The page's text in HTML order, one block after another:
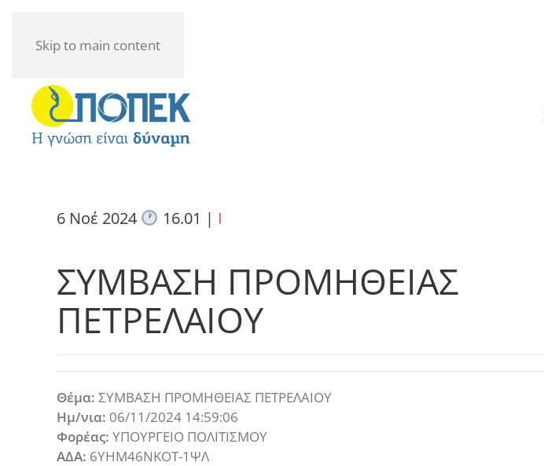
Skip to main content
6 Νοέ 2024 16.01 | I
ΣΥΜΒΑΣΗ ΠΡΟΜΗΘΕΙΑΣ
ΠΕΤΡΕΛΑΙΟΥ
Θέμα: ΣΥΜΒΑΣΗ ΠΡΟΜΗΘΕΙΑΣ ΠΕΤΡΕΛΑΙΟΥ
Ημ/νια: 06/11/2024 14:59:06
Φορέας: ΥΠΟΥΡΓΕΙΟ ΠΟΛΙΤΙΣΜΟΥ
ΑΔΑ: 6ΥΗΜ46ΝΚΟΤ-1ΨΛ